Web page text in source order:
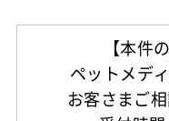
【本件
ペットメデ
お客さまご